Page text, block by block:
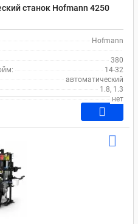
станок Hofmann 4250
Hofmann
380
14-32
автоматический
1.8, 1.3
нет